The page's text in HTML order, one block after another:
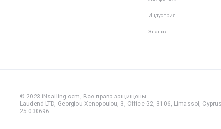
Индустрия
Знания
© 2023 iNsailing.com, Все права защищены.
Laudend LTD, Georgiou Xenopoulou, 3, Office G2, 3106, Limassol,
25 030696